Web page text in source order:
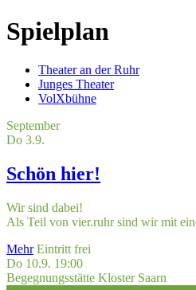
Spielplan
Theater an der Ruhr
Junges Theater
VolXbühne
September
Do 3.9.
Schön hier!
Wir sind dabei!
Als Teil von vier.ruhr sind wir mit
Mehr Eintritt frei
Do 10.9. 19:00
Begegnungsstätte Kloster Saarn